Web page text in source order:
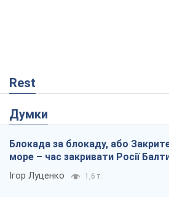
Rest
Думки
Блокада за блокаду, або
море – час закривати Росії
Ігор Луценко 1,6 т.